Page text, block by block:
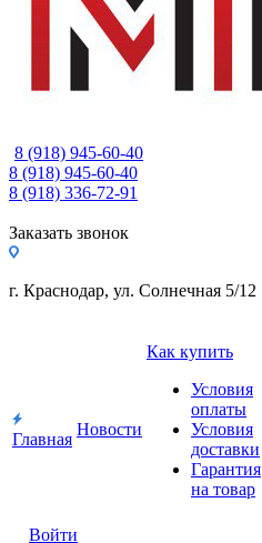
8 (918) 945-60-40
8 (918) 945-60-40
8 (918) 336-72-91
Заказать звонок
г. Краснодар, ул. Солнечная 5/12
Главная
Новости
Как купить
Условия
оплаты
Условия
доставки
Гарантия
на товар
Войти